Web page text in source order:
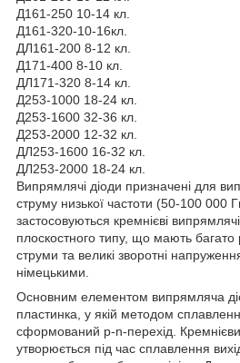
Д161-250 10-14 кл.
Д161-320-10-16кл.
ДЛ161-200 8-12 кл.
Д171-400 8-10 кл.
ДЛ171-320 8-14 кл.
Д253-1000 18-24 кл.
Д253-1600 32-36 кл.
Д253-2000 12-32 кл.
ДЛ253-1600 16-32 кл.
ДЛ253-2000 18-24 кл.
Випрямлячі діоди призначені для
струму низької частоти (50-100 000
застосовуються кремнієві
плоскостного типу, що мають багато
струми та великі зворотні
німецькими.
Основним елементом випрямляча
пластинка, у якій методом
сформований р-n-перехід.
утворюється під час сплавлення